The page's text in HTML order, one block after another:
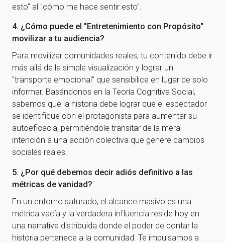
esto" al "cómo me hace sentir esto".
4. ¿Cómo puede el "Entretenimiento con Propósito"
movilizar a tu audiencia?
Para movilizar comunidades reales, tu contenido debe ir
más allá de la simple visualización y lograr un
"transporte emocional" que sensibilice en lugar de solo
informar. Basándonos en la Teoría Cognitiva Social,
sabemos que la historia debe lograr que el espectador
se identifique con el protagonista para aumentar su
autoeficacia, permitiéndole transitar de la mera
intención a una acción colectiva que genere cambios
sociales reales.
5. ¿Por qué debemos decir adiós definitivo a las
métricas de vanidad?
En un entorno saturado, el alcance masivo es una
métrica vacía y la verdadera influencia reside hoy en
una narrativa distribuida donde el poder de contar la
historia pertenece a la comunidad. Te impulsamos a